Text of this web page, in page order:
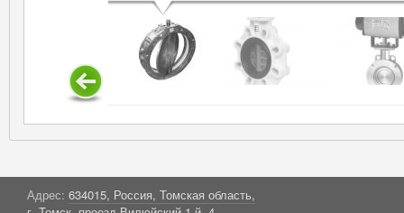
Адрес: 634015, Россия, Томская область,